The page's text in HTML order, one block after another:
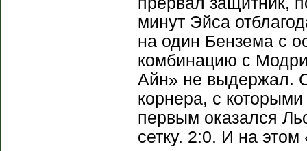
минут Эйса
на один Бензема с
комбинацию с
Айн» не выдержал.
корнера, с
первым оказался
сетку. 2:0. И на